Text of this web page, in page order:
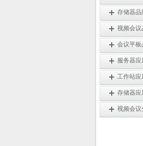
存储器品
视频会议
会议平板
服务器应
工作站应
存储器应
视频会议